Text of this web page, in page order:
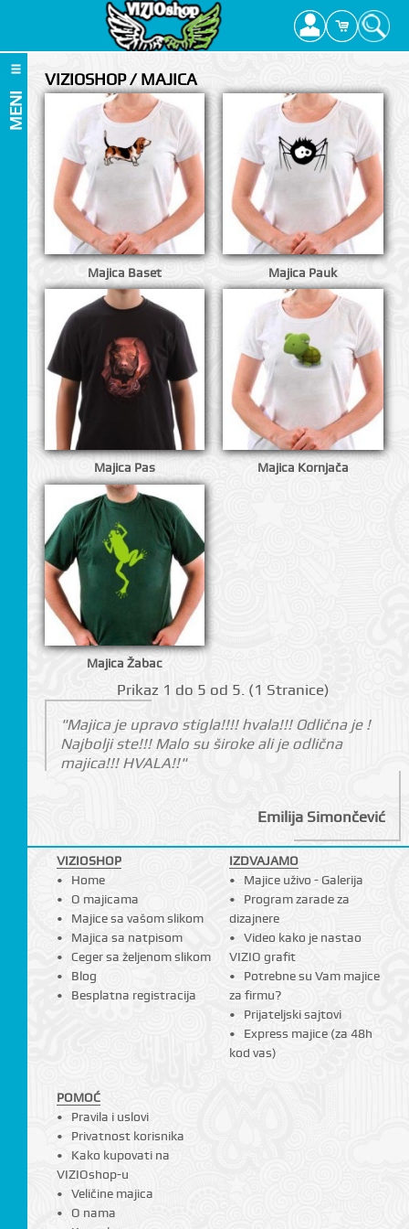
MENI
VIZIOSHOP / MAJICA
Majica Baset Majica Pauk
Majica Pas Majica Kornjača
Majica Žabac
Prikаz 1 do 5 оd 5. (1 Strаnicе)
"Majica je upravo stigla!!!! hvala!!! Odlična je !
Najbolji ste!!! Malo su široke ali je odlična
majica!!! HVALA!!"
Emilija Simončević
VIZIOSHOP
Home
O majicama
Majice sa vašom slikom
Majica sa natpisom
Ceger sa željenom slikom
Blog
Besplatna registracija
IZDVAJAMO
Majice uživo - Galerija
Program zarade za
dizajnere
Video kako je nastao
VIZIO grafit
Potrebne su Vam majice
za firmu?
Prijateljski sajtovi
Express majice (za 48h
kod vas)
POMOĆ
Pravila i uslovi
Privatnost korisnika
Kako kupovati na
VIZIOshop-u
Veličine majica
O nama